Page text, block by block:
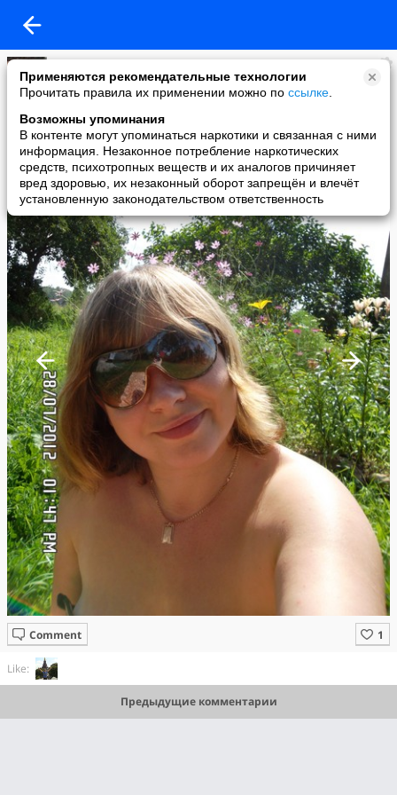
Применяются рекомендательные технологии
Прочитать правила их применении можно по ссылке
Возможны упоминания
В контенте могут упоминаться наркотики и связанная с ними
информация. Незаконное потребление наркотических
средств, психотропных веществ и их аналогов причиняет
вред здоровью, их незаконный оборот запрещён и влечёт
установленную законодательством ответственность
Наталья Ермакова
added a photo
11 Sep в 22:27
Comment
Like:
Предыдущие комментарии